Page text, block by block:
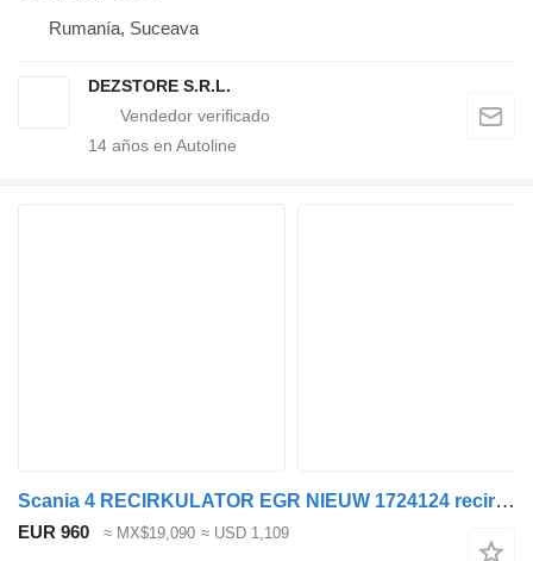
Rumanía, Suceava
DEZSTORE S.R.L.
14 años en Autoline
Scania 4 RECIRKULATOR EGR NIEUW 1724124 recirculación de gases de escape para Scania cabeza tractora
EUR 960 ≈ MX$19,090 ≈ USD 1,109